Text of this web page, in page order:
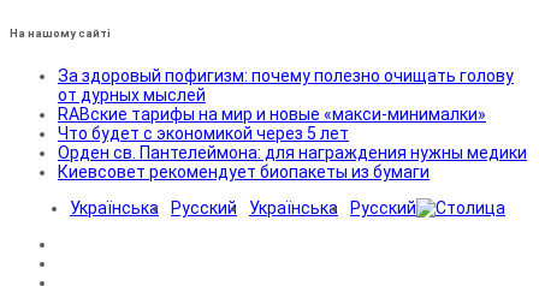
На нашому сайті
За здоровый пофигизм: почему полезно очищать голову
от дурных мыслей
RABские тарифы на мир и новые «макси-минималки»
Что будет с экономикой через 5 лет
Орден св. Пантелеймона: для награждения нужны медики
Киевсовет рекомендует биопакеты из бумаги
Українська
Русский Українська Русский